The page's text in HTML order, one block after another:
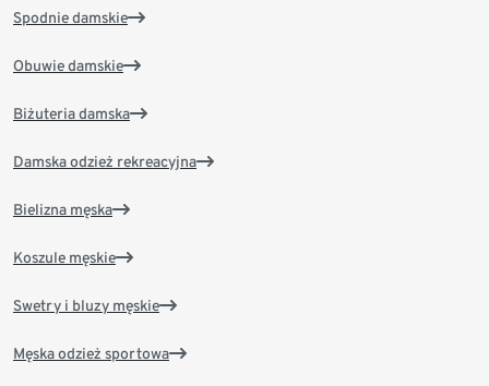
Spodnie damskie
Obuwie damskie
Biżuteria damska
Damska odzież rekreacyjna
Bielizna męska
Koszule męskie
Swetry i bluzy męskie
Męska odzież sportowa